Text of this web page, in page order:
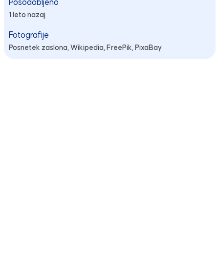
Posodobljeno
1 leto nazaj
Fotografije
Posnetek zaslona, Wikipedia, FreePik, PixaBay